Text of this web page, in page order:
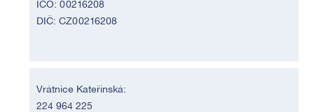
IČO: 00216208
DIČ: CZ00216208
Vrátnice Kateřinská:
224 964 225